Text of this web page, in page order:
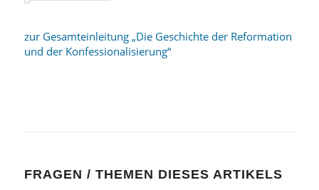
zur Gesamteinleitung „Die Geschichte der Reformation
und der Konfessionalisierung“
FRAGEN / THEMEN DIESES ARTIKELS